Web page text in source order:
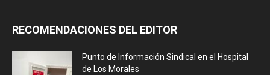
RECOMENDACIONES DEL EDITOR
Punto de Información Sindical en el Hospital
de Los Morales